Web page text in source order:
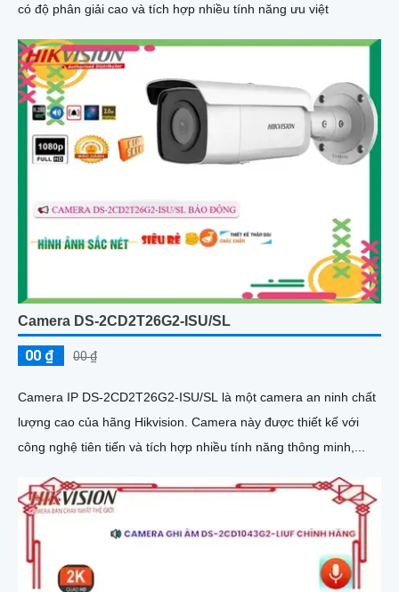
có độ phân giải cao và tích hợp nhiều tính năng ưu việt
Camera DS-2CD2T26G2-ISU/SL
00 ₫ 00 ₫
Camera IP DS-2CD2T26G2-ISU/SL là một camera an ninh chất
lượng cao của hãng Hikvision. Camera này được thiết kế với
công nghệ tiên tiến và tích hợp nhiều tính năng thông minh,...